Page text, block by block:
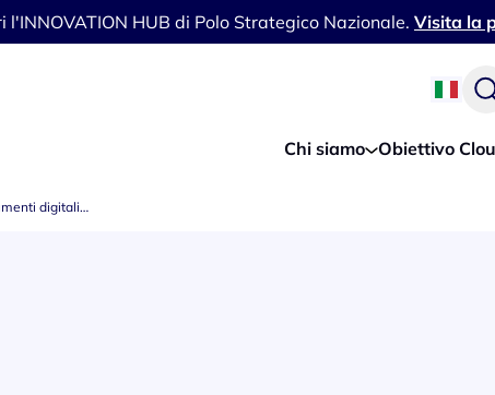
l'INNOVATION HUB di Polo Strategico Nazionale. Visita la
Chi siamo Obiettivo
digitali…